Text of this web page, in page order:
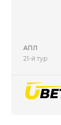
АПЛ
21-й тур